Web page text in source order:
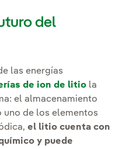
del
las energías
de ion de litio la
el almacenamiento
uno de los elementos
, el litio cuenta con
y puede